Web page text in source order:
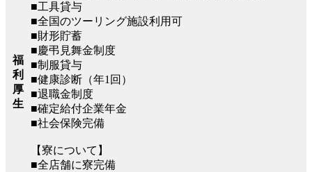
福
利
厚
生
■工具貸与
■全国のツーリング施設利用可
■財形貯蓄
■慶弔見舞金制度
■制服貸与
■健康診断（年1回）
■退職金制度
■確定給付企業年金
■社会保険完備
【寮について】
■全店舗に寮完備